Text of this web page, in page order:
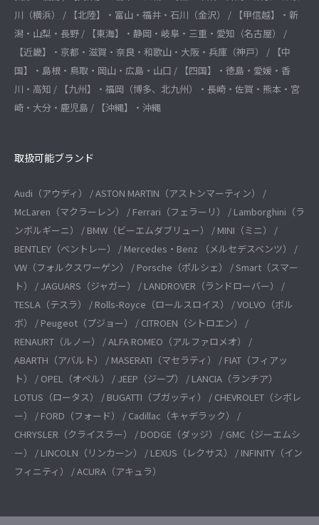
川（横浜） / 【北陸】・富山・福井・石川（金沢） / 【甲信越】・新
潟・山梨・長野 / 【東海】・静岡・岐阜・三重・愛知（名古屋） /
【近畿】・京都・滋賀・奈良・和歌山・大阪・兵庫（神戸） / 【中
国】・島根・鳥取・岡山・広島・山口 / 【四国】・徳島・愛媛・香
川・高知 / 【九州】・福岡（博多、北九州）・長崎・佐賀・熊本・宮
崎・大分・鹿児島 / 【沖縄】・沖縄
取扱可能ブランド
Audi（アウディ） / ASTON MARTIN（アストンマーティン） /
McLaren（マクラーレン） / Ferrari（フェラーリ） / Lamborghini（ラ
ンボルギーニ） / BMW（ビーエムダブリュー） / MINI（ミニ） /
BENTLEY（ベントレー） / Mercedes・Benz （メルセデスベンツ） /
VW（フォルクスワーゲン） / Porsche（ポルシェ） / Smart（スマー
ト） / JAGUARS（ジャガー） / LANDROVER（ランドローバー） /
TESLA（テスラ） / Rolls-Royce（ロールスロイス） / VOLVO（ボル
ボ） / Peugeot（プジョー） / CITROEN（シトロエン） /
RENAURT（ルノー） / ALFA ROMEO（アルファロメオ） /
ABARTH（アバルト） / MASERATI（マセラティ） / FIAT（フィアッ
ト） / OPEL（オペル） / JEEP（ジープ） / LANCIA（ランチア）
LOTUS（ロータス） / BUGATTI（ブガッティ） / CHEVROLET（シボレ
ー） / FORD（フォード） / Cadillac（キャデラック） /
CHRYSLER（クライスラー） / DODGE（ダッジ） / GMC（ジーエムシ
ー） / LINCOLN（リンカーン） / LEXUS（レクサス） / INFINITY（イン
フィニティ） / ACURA（アキュラ）